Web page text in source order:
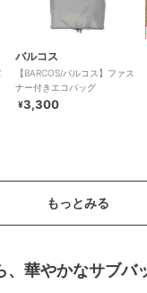
バルコス
【BARCOS/バルコス】ファス
ナー付きエコバッグ
¥3,300
もっとみる
、華やかなサブバ